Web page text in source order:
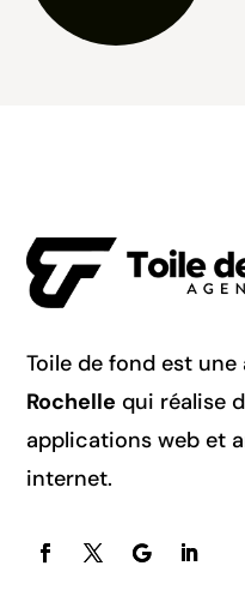
Toile de fond est une
Rochelle qui réalise
applications web et
internet.